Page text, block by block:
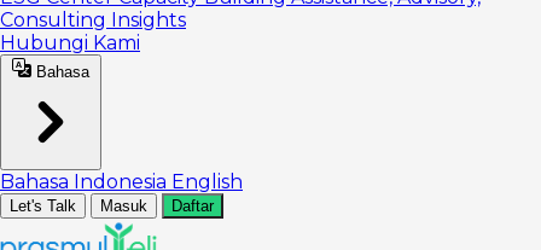
Consulting Insights
Hubungi Kami
Bahasa
Bahasa Indonesia English
Let's Talk Masuk Daftar